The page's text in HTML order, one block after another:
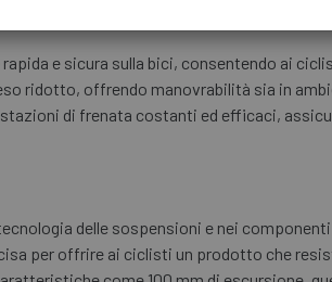
e sicura sulla bici, consentendo ai
ridotto, offrendo manovrabilità sia in
di frenata costanti ed efficaci,
delle sospensioni e nei
per offrire ai ciclisti un prodotto che